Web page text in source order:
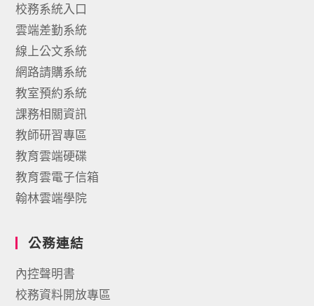
校務系統入口
雲端差勤系統
線上公文系統
網路請購系統
教室預約系統
課務相關資訊
教師研習專區
教育雲端硬碟
教育雲電子信箱
翰林雲端學院
公務連結
內控聲明書
校務資料開放專區